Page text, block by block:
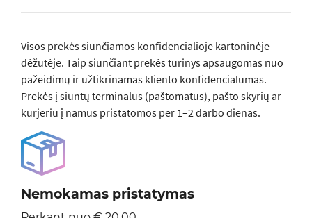
Visos prеkės siunčiamos konfidencialioje kartoninėje
dėžutėje. Taip siunčiant prekės turinys apsaugomas nuo
pažeidimų ir užtikrinamas kliento konfidencialumas.
Prekės į siuntų terminalus (paštomatus), pašto skyrių ar
kurjeriu į namus pristatomos per 1–2 darbo dienas.
Nemokamas pristatymas